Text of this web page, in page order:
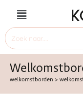
welkomstborden >